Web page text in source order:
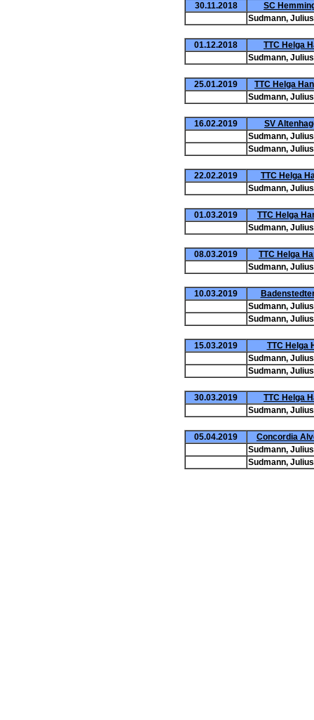
30.11.2018
SC
Sudmann,
01.12.2018
TTC Helga
Sudmann,
25.01.2019
TTC Helga
Sudmann,
16.02.2019
SV
Sudmann,
Sudmann,
22.02.2019
TTC Helga
Sudmann,
01.03.2019
TTC Helga
Sudmann,
08.03.2019
TTC Helga
Sudmann,
10.03.2019
Sudmann,
Sudmann,
15.03.2019
TTC Helga
Sudmann,
Sudmann,
30.03.2019
TTC Helga
Sudmann,
05.04.2019
Concordia
Sudmann,
Sudmann,